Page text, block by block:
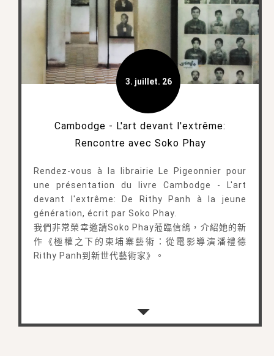
3. juillet. 26
Cambodge - L'art devant l'extrême:
Rencontre avec Soko Phay
Rendez-vous à la librairie Le Pigeonnier pour
une présentation du livre Cambodge - L'art
devant l'extrême: De Rithy Panh à la jeune
génération, écrit par Soko Phay.
我們非常榮幸邀請Soko Phay蒞臨信鴿，介紹她的新
作《極權之下的柬埔寨藝術：從電影導演潘禮德
Rithy Panh到新世代藝術家》。